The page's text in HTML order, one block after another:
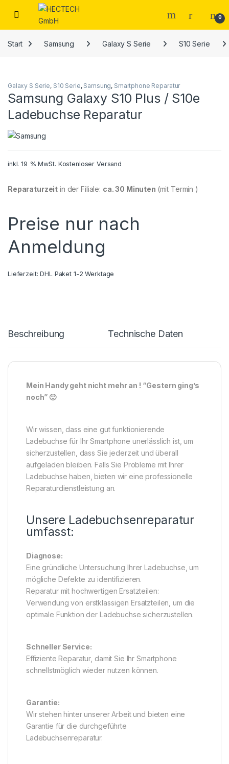
Open 0
Start Samsung Galaxy S Serie S10 Serie
Galaxy S Serie, S10 Serie, Samsung, Smartphone Reparatur
Samsung Galaxy S10 Plus / S10e
Ladebuchse Reparatur
inkl. 19 % MwSt. Kostenloser Versand
Reparaturzeit in der Filiale: ca. 30 Minuten (mit Termin )
Preise nur nach
Anmeldung
Lieferzeit:DHL Paket 1-2 Werktage
Beschreibung Technische Daten
Mein Handy geht nicht mehr an ! “Gestern ging’s
noch” 🙂
Wir wissen, dass eine gut funktionierende
Ladebuchse für Ihr Smartphone unerlässlich ist, um
sicherzustellen, dass Sie jederzeit und überall
aufgeladen bleiben. Falls Sie Probleme mit Ihrer
Ladebuchse haben, bieten wir eine professionelle
Reparaturdienstleistung an.
Unsere Ladebuchsenreparatur
umfasst:
Diagnose:
Eine gründliche Untersuchung Ihrer Ladebuchse, um
mögliche Defekte zu identifizieren.
Reparatur mit hochwertigen Ersatzteilen:
Verwendung von erstklassigen Ersatzteilen, um die
optimale Funktion der Ladebuchse sicherzustellen.
Schneller Service:
Effiziente Reparatur, damit Sie Ihr Smartphone
schnellstmöglich wieder nutzen können.
Garantie:
Wir stehen hinter unserer Arbeit und bieten eine
Garantie für die durchgeführte
Ladebuchsenreparatur.